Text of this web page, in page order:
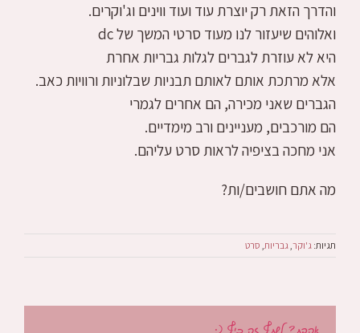
והדרך הזאת רק יוצרת עוד ועוד ווינים וג'וקרים.
ואלוהים שיעזור לנו מעוד סרטי המשך של dc
היא לא עוזרת לגברים לגלות גבריות אחרת
אלא מרתכת אותם לאותם תבניות שבלוניות ורוויות כאב.
הגברים שאני מכירה, הם אחרים לגמרי
הם מורכבים, מעניינים ורב מימדיים.
אני מחכה בציפיה לראות סרט עליהם.
מה אתם חושבים/ות?
תגיות: ג'וקר,גבריות, סרט
אהבת? לשתף זה כיף (: